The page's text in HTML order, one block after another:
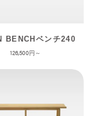
BENCHベンチ240
126,500